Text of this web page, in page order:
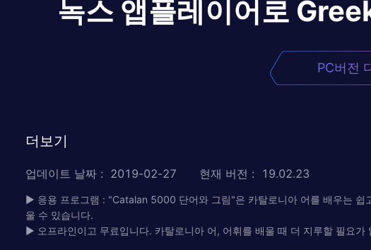
녹스 앱플레이어로
PC버전
더보기
업데이트 날짜 : 2019-02-27 현재 버전 : 19.02.23
► 응용 프로그램 : "Catalan 5000 단어와 그림"은 카탈로니아 어를 배우는 쉽
울 수 있습니다.
► 오프라인이고 무료입니다. 카탈로니아 어, 어휘를 배울 때 더 지루할 필요